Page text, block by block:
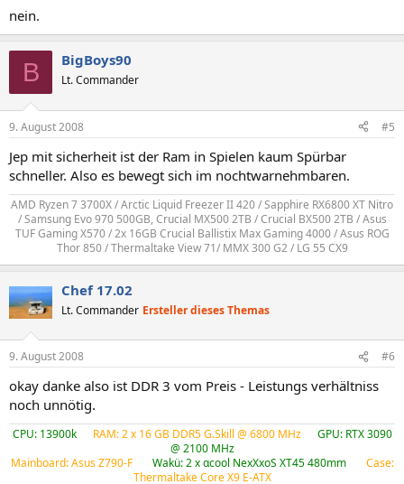
nein.
B BigBoys90
Lt. Commander
9. August 2008 #5
Jep mit sicherheit ist der Ram in Spielen kaum Spürbar
schneller. Also es bewegt sich im nochtwarnehmbaren.
AMD Ryzen 7 3700X / Arctic Liquid Freezer II 420 / Sapphire RX6800 XT Nitro
/ Samsung Evo 970 500GB, Crucial MX500 2TB / Crucial BX500 2TB / Asus
TUF Gaming X570 / 2x 16GB Crucial Ballistix Max Gaming 4000 / Asus ROG
Thor 850 / Thermaltake View 71/ MMX 300 G2 / LG 55 CX9​
Chef 17.02
Lt. Commander Ersteller dieses Themas
9. August 2008 #6
okay danke also ist DDR 3 vom Preis - Leistungs verhältniss
noch unnötig.
CPU: 13900k RAM: 2 x 16 GB DDR5 G.Skill @ 6800 MHz
GPU: RTX 3090
@ 2100 MHz
Mainboard: Asus Z790-F
Wakü: 2 x αcool NexXxoS XT45 480mm
Case:
Thermaltake Core X9 E-ATX